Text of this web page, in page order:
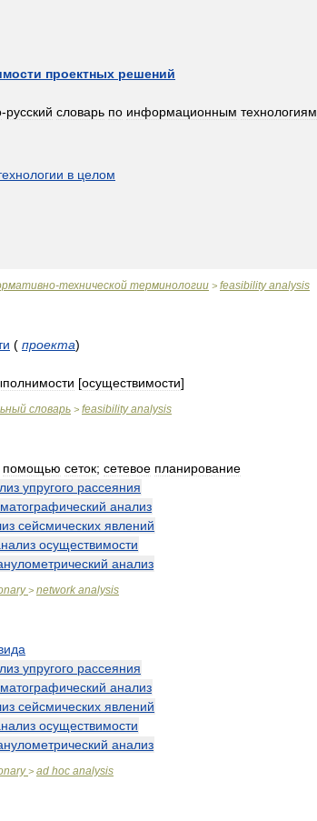
проектных решений
-русский словарь по информационным технологиям
в целом
-технической терминологии > feasibility analysis
( проекта)
[осуществимости]
словарь > feasibility analysis
помощью сеток; сетевое планирование
упругого рассеяния
анализ
сейсмических явлений
осуществимости
анализ
> network analysis
упругого рассеяния
анализ
сейсмических явлений
осуществимости
анализ
> ad hoc analysis